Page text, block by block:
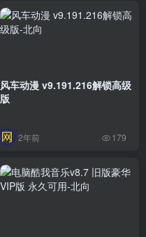
风车动漫 v9.191.216解锁高级
版
2年前 179